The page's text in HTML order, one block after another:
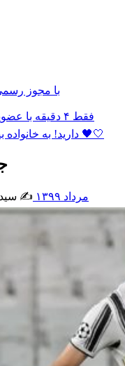
با مجوز رسمی
دارید! به خانواده بیانکونری بپیوندید و بخشی از افتخار باشید 🖤🤍
۲۲ مرداد ۱۳۹۹ ✍️ سید